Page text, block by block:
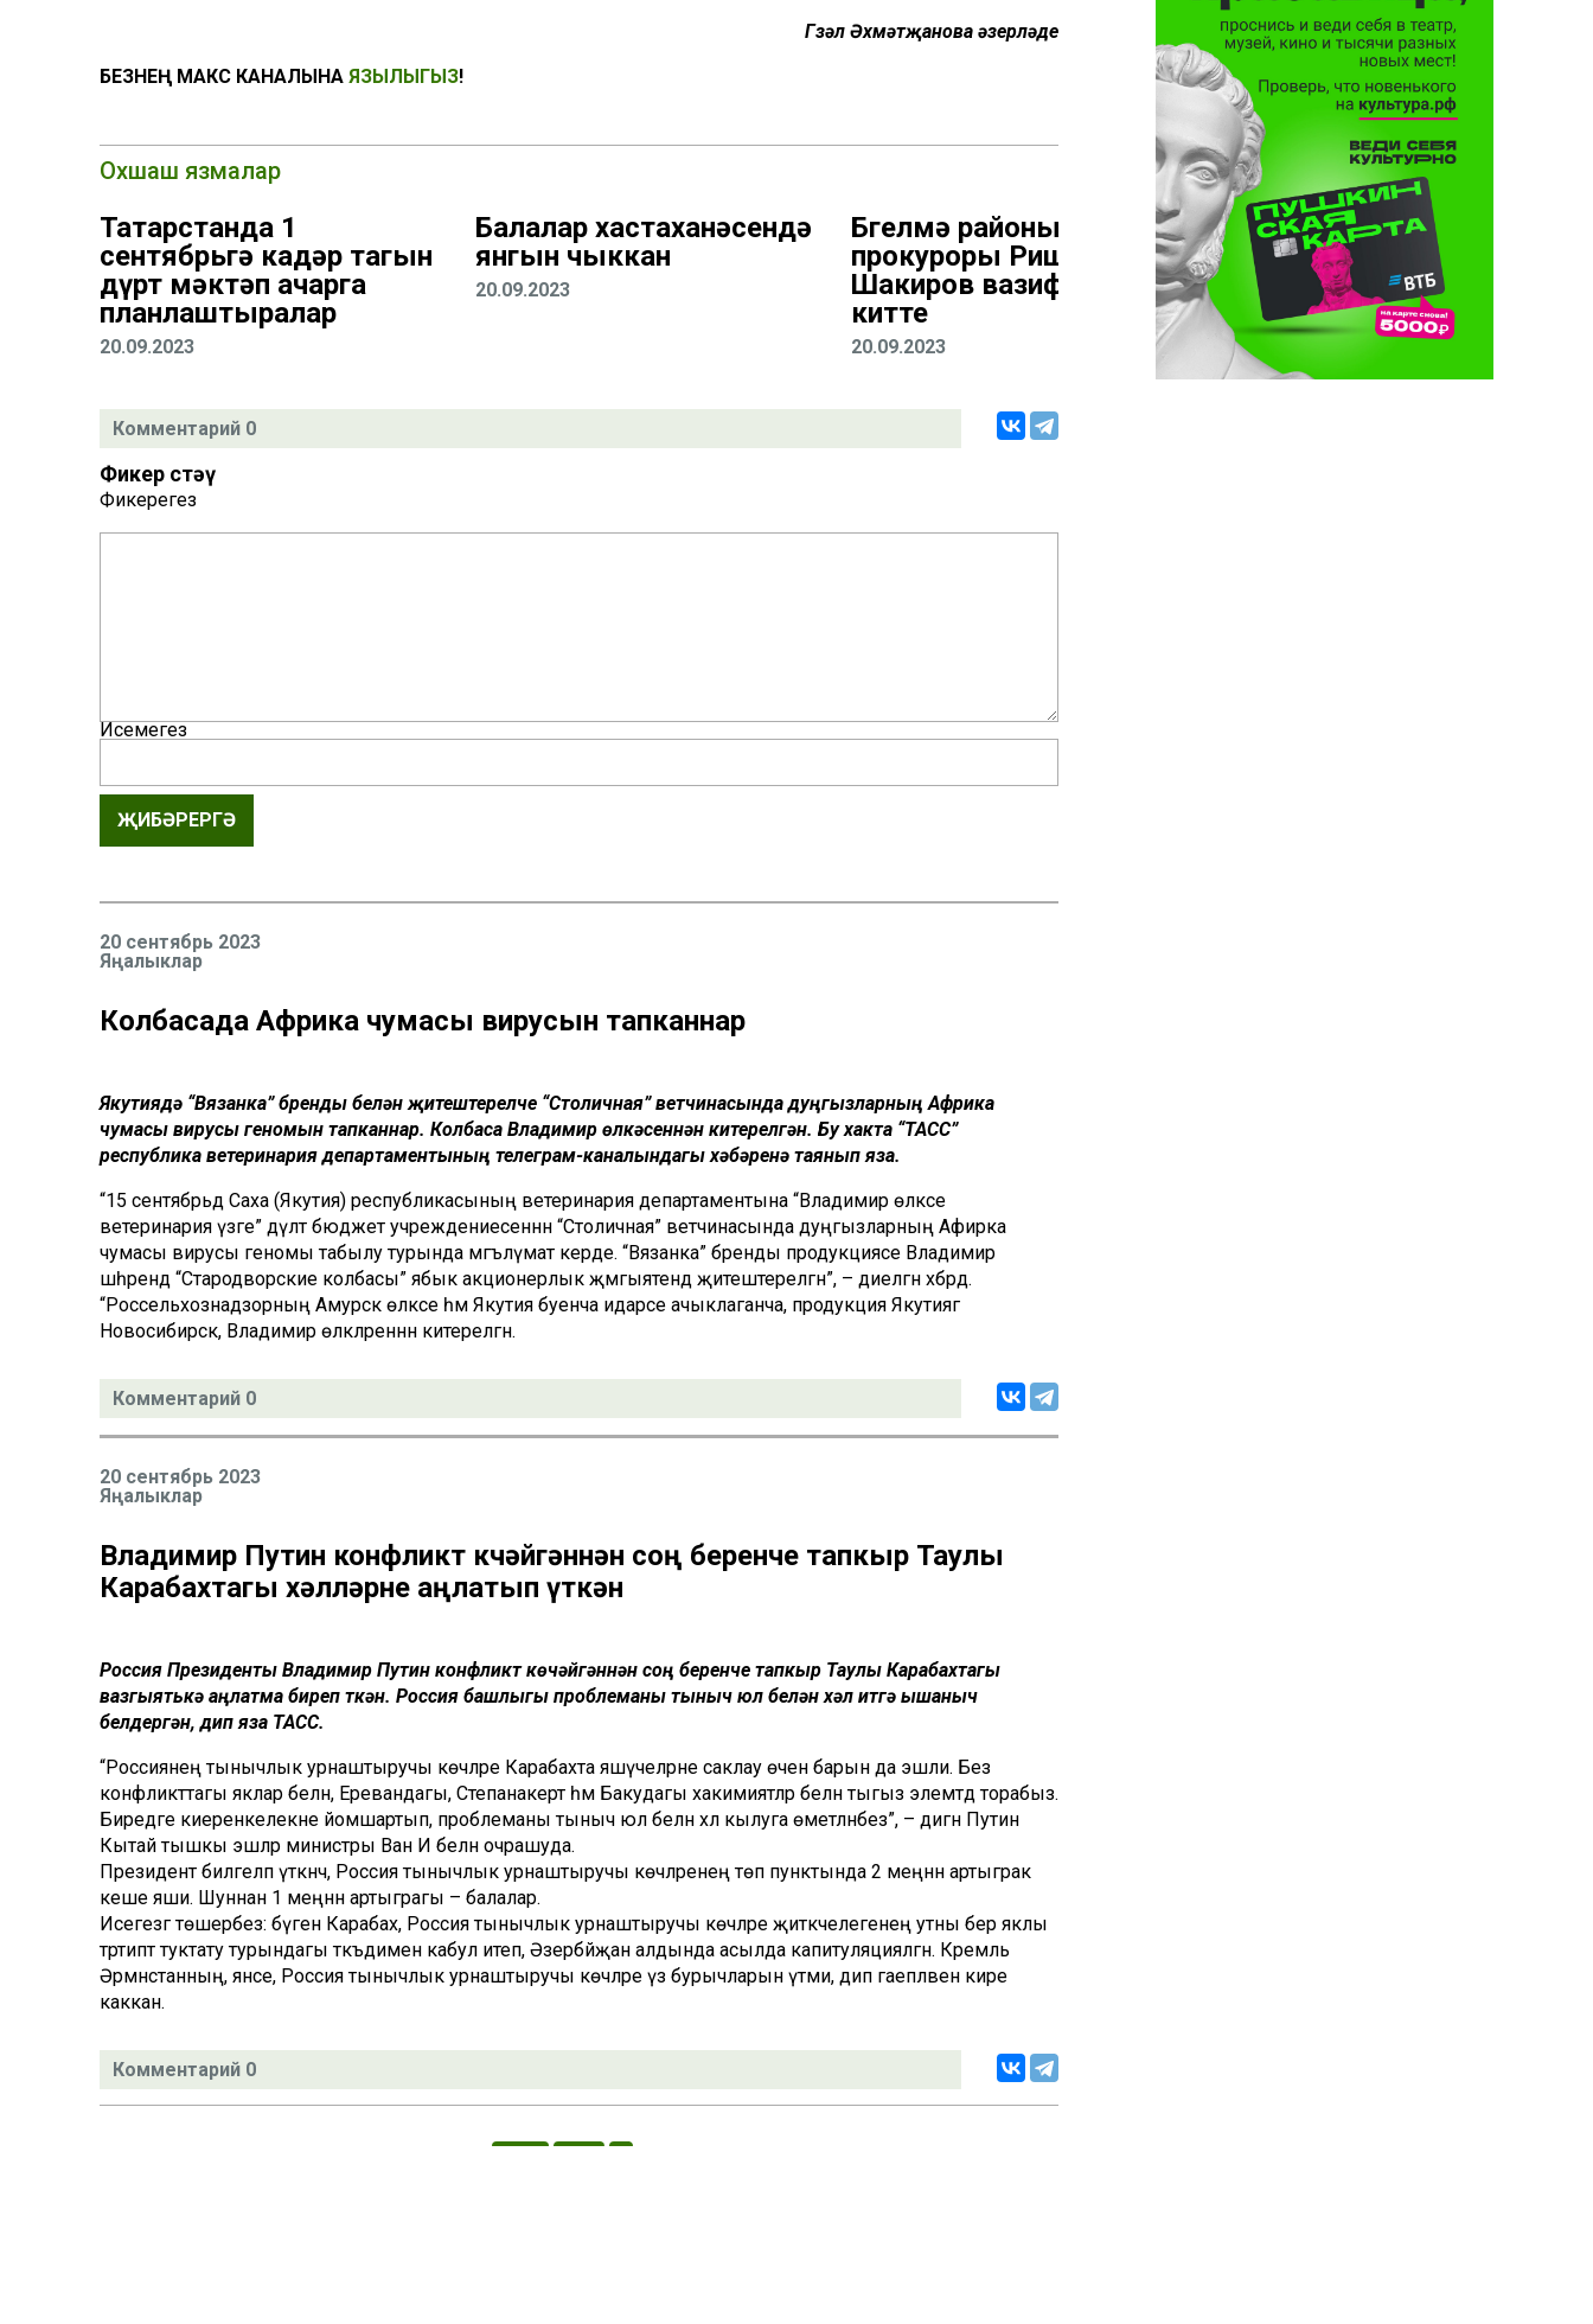
Гүзәл Әхмәтҗанова әзерләде
БЕЗНЕҢ МАКС КАНАЛЫНА ЯЗЫЛЫГЫЗ!
Охшаш язмалар
Татарстанда 1
сентябрьгә кадәр тагын
дүрт мәктәп ачарга
планлаштыралар
20.09.2023
Балалар хастаханәсендә
янгын чыккан
20.09.2023
Бөгелмә районы
прокуроры Ришат
Шакиров вазифасыннан
китте
20.09.2023
Комментарий 0
Фикер өстәү
Фикерегез
Исемегез
ҖИБӘРЕРГӘ
20 сентябрь 2023
Яңалыклар
Колбасада Африка чумасы вирусын тапканнар
Якутиядә “Вязанка” бренды белән җитештерелүче “Столичная” ветчинасында дуңгызларның Африка
чумасы вирусы геномын тапканнар. Колбаса Владимир өлкәсеннән китерелгән. Бу хакта “ТАСС”
республика ветеринария департаментының телеграм-каналындагы хәбәренә таянып яза.
“15 сентябрьдә Саха (Якутия) республикасының ветеринария департаментына “Владимир өлкәсе
ветеринария үзәге” дәүләт бюджет учреждениесеннән “Столичная” ветчинасында дуңгызларның Афирка
чумасы вирусы геномы табылу турында мәгълүмат керде. “Вязанка” бренды продукциясе Владимир
шәһәрендә “Стародворские колбасы” ябык акционерлык җәмгыятендә җитештерелгән”, – диелгән хәбәрдә.
“Россельхознадзорның Амурск өлкәсе һәм Якутия буенча идарәсе ачыклаганча, продукция Якутиягә
Новосибирск, Владимир өлкәләреннән китерелгән.
Комментарий 0
20 сентябрь 2023
Яңалыклар
Владимир Путин конфликт көчәйгәннән соң беренче тапкыр Таулы
Карабахтагы хәлләрне аңлатып үткән
Россия Президенты Владимир Путин конфликт көчәйгәннән соң беренче тапкыр Таулы Карабахтагы
вазгыятькә аңлатма биреп үткән. Россия башлыгы проблеманы тыныч юл белән хәл итүгә ышаныч
белдергән, дип яза ТАСС.
“Россиянең тынычлык урнаштыручы көчләре Карабахта яшәүчеләрне саклау өчен барын да эшли. Без
конфликттагы яклар белән, Еревандагы, Степанакерт һәм Бакудагы хакимиятләр белән тыгыз элемтәдә торабыз.
Биредәге киеренкелекне йомшартып, проблеманы тыныч юл белән хәл кылуга өметләнәбез”, – дигән Путин
Кытай тышкы эшләр министры Ван И белән очрашуда.
Президент билгеләп үткәнчә, Россия тынычлык урнаштыручы көчләренең төп пунктында 2 меңнән артыграк
кеше яши. Шуннан 1 меңнән артыграгы – балалар.
Исегезгә төшерәбез: бүген Карабах, Россия тынычлык урнаштыручы көчләре җитәкчелегенең утны бер яклы
тәртиптә туктату турындагы тәкъдимен кабул итеп, Әзербәйҗан алдында асылда капитуляцияләгән. Кремль
Әрмәнстанның, янәсе, Россия тынычлык урнаштыручы көчләре үз бурычларын үтәми, дип гаепләвен кире
каккан.
Комментарий 0